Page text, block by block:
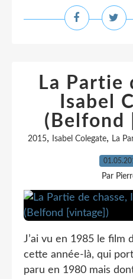
La Partie
Isabel
(Belfond
2015, Isabel Colegate, La
Par
J’ai vu en 1985 le film
cette année-là, qui
paru en 1980 mais